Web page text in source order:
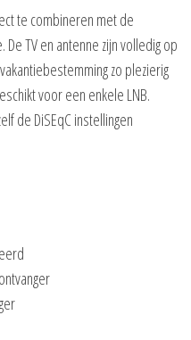
te combineren met de
TV en antenne zijn volledig op
zo plezierig
voor een enkele LNB.
de DiSEqC instellingen